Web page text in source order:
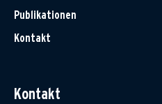
Publikationen
Kontakt
Kontakt